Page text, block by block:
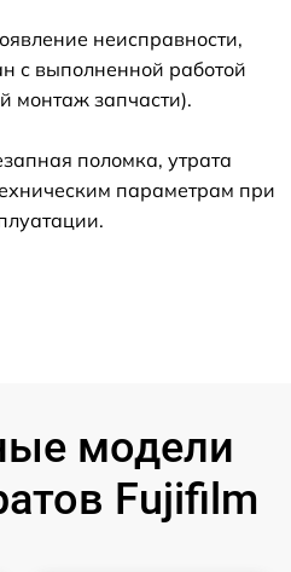
неисправности,
с выполненной работой
монтаж запчасти).
поломка, утрата
параметрам при
модели
Fujifilm